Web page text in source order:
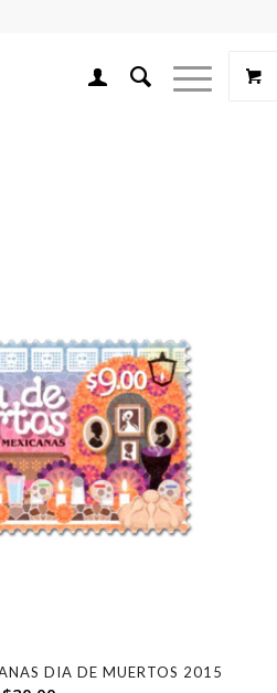
DIA DE MUERTOS 2015